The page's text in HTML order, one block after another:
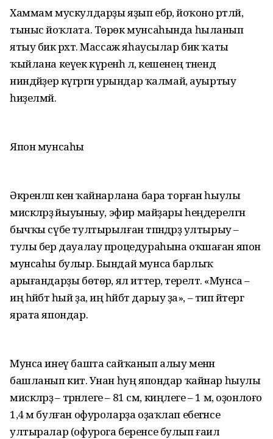
Хаммам мускулдарҙы яҙып ебәрә, йоҡоно рәтләй,
тыныс йоҡлата. Төрөк мунсаһында һыланып
ятыу бик рәхәт. Массаж яһаусылар бик ҡаты
ҡыйлана кеүек күренһә лә, кешенең тәнендә
ниндәйҙер күгәргән урындар ҡалмай, ауыртыу
һиҙелмәй.
Япон мунсаһы
Әкренләп кенә ҡайнарлана бара торған һыулы
мискәләрҙә йыуыныу, эфир майҙары һеңдерелгән
бычҡы сүбе тултырылған тәпәндәрҙә ултырыу –
тулы бер дауалау процедураһына оҡшаған япон
мунсаһы булыр. Бындай мунса барлыҡ
арығандарҙы бөтөрә, ял иттерә, терелтә. «Мунса –
иң һәйбәт һый ҙа, иң һәйбәт дарыу ҙа», – тип әйтергә
ярата япондар.
Мунса инеү башта сайҡанып алыу менән
башланып китә. Унан һуң япондар ҡайнар һыулы
мискәләрҙә – тәрәнлеге – 81 см, киңлеге – 1 м, оҙонлоғо
1,4 м булған офуроларҙа оҙаҡлап ебегәнсе
ултыралар (офурога беренсе булып ғаилә